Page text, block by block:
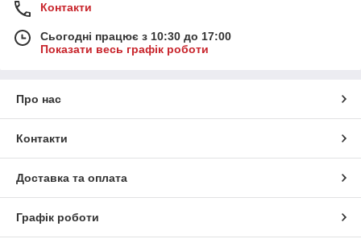
Контакти
Сьогодні працює з 10:30 до 17:00
Показати весь графік роботи
Про нас
Контакти
Доставка та оплата
Графік роботи